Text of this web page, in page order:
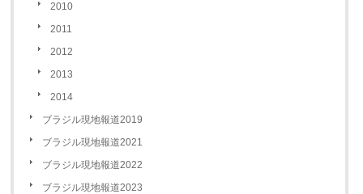
2010
2011
2012
2013
2014
ブラジル現地報道2019
ブラジル現地報道2021
ブラジル現地報道2022
ブラジル現地報道2023